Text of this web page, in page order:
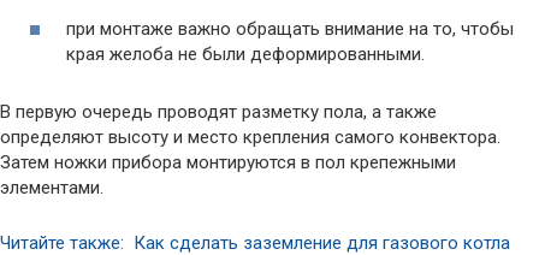
при монтаже важно обращать внимание на то, чтобы
края желоба не были деформированными.
В первую очередь проводят разметку пола, а также
определяют высоту и место крепления самого конвектора.
Затем ножки прибора монтируются в пол крепежными
элементами.
Читайте также: Как сделать заземление для газового котла